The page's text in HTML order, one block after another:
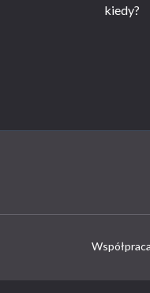
kiedy?
Współpraca